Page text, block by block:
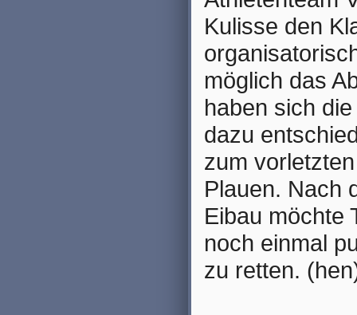
Kulisse den
möglich das
haben sich
dazu
zum
Plauen. Nach
Eibau möchte
noch einmal
zu retten.